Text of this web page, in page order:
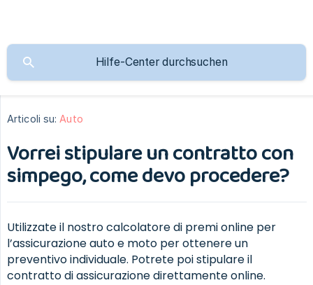
Articoli su: Auto
Vorrei stipulare un contratto con
simpego, come devo procedere?
Utilizzate il nostro calcolatore di premi online per
l’assicurazione auto e moto per ottenere un
preventivo individuale. Potrete poi stipulare il
contratto di assicurazione direttamente online.